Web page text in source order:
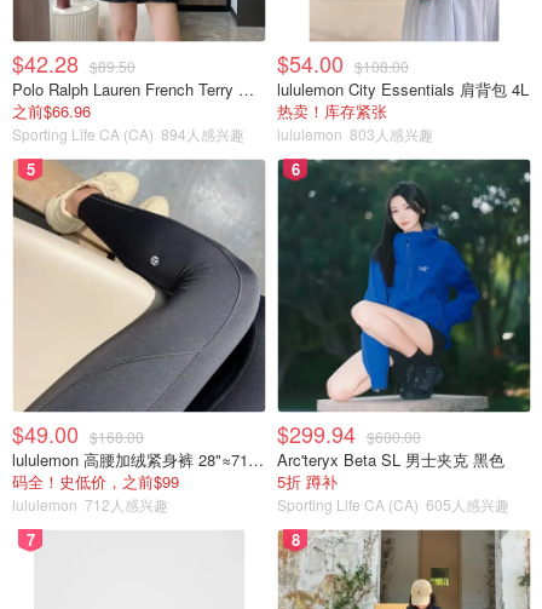
$42.28 $89.50
Polo Ralph Lauren French Terry 女童连帽卫衣 7-16码
之前$66.96
Sporting Life CA (CA) 894人感兴趣
$54.00 $108.00
lululemon City Essentials 肩背包 4L
热卖！库存紧张
lululemon 803人感兴趣
5
$49.00 $168.00
lululemon 高腰加绒紧身裤 28"≈71cm 5个口袋
码全！史低价，之前$99
lululemon 712人感兴趣
6
$299.94 $600.00
Arc'teryx Beta SL 男士夹克 黑色
5折 蹲补
Sporting Life CA (CA) 605人感兴趣
7 8